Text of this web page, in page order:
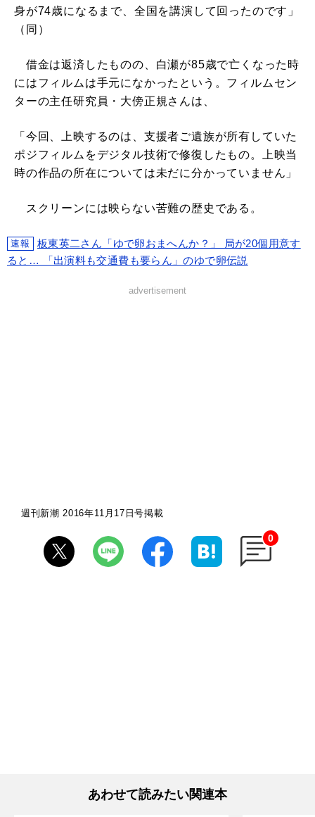
身が74歳になるまで、全国を講演して回ったのです」
（同）
借金は返済したものの、白瀬が85歳で亡くなった時
にはフィルムは手元になかったという。フィルムセン
ターの主任研究員・大傍正規さんは、
「今回、上映するのは、支援者ご遺族が所有していた
ポジフィルムをデジタル技術で修復したもの。上映当
時の作品の所在については未だに分かっていません」
スクリーンには映らない苦難の歴史である。
速報
板東英二さん「ゆで卵おまへんか？」 局が20個用意す
ると… 「出演料も交通費も要らん」のゆで卵伝説
advertisement
週刊新潮 2016年11月17日号掲載
0
あわせて読みたい関連本